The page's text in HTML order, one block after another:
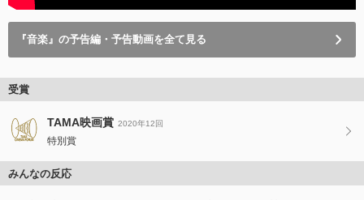
『音楽』の予告編・予告動画を全て見る
受賞
TAMA映画賞 2020年12回
特別賞
みんなの反応